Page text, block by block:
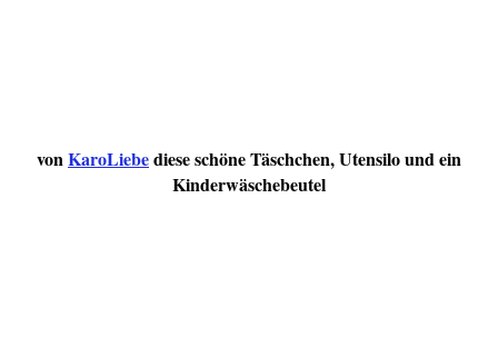
vonKaroLiebediese schöne Täschchen, Utensilo und ein
Kinderwäschebeutel